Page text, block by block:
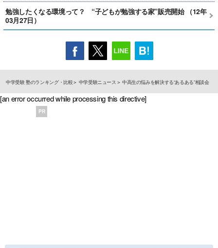
勉強したくなる環境って？ “子どもが勉強する家”販売開始 （12年
03月27日）
中学受験 塾のランキング・比較 中学受験ニュース 中高生の悩みを解決する“あるある”相談会
[an error occurred while processing this directive]
PR